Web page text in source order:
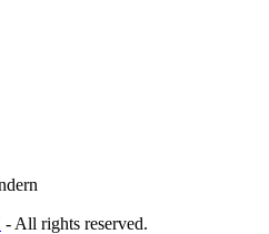
- All rights reserved.